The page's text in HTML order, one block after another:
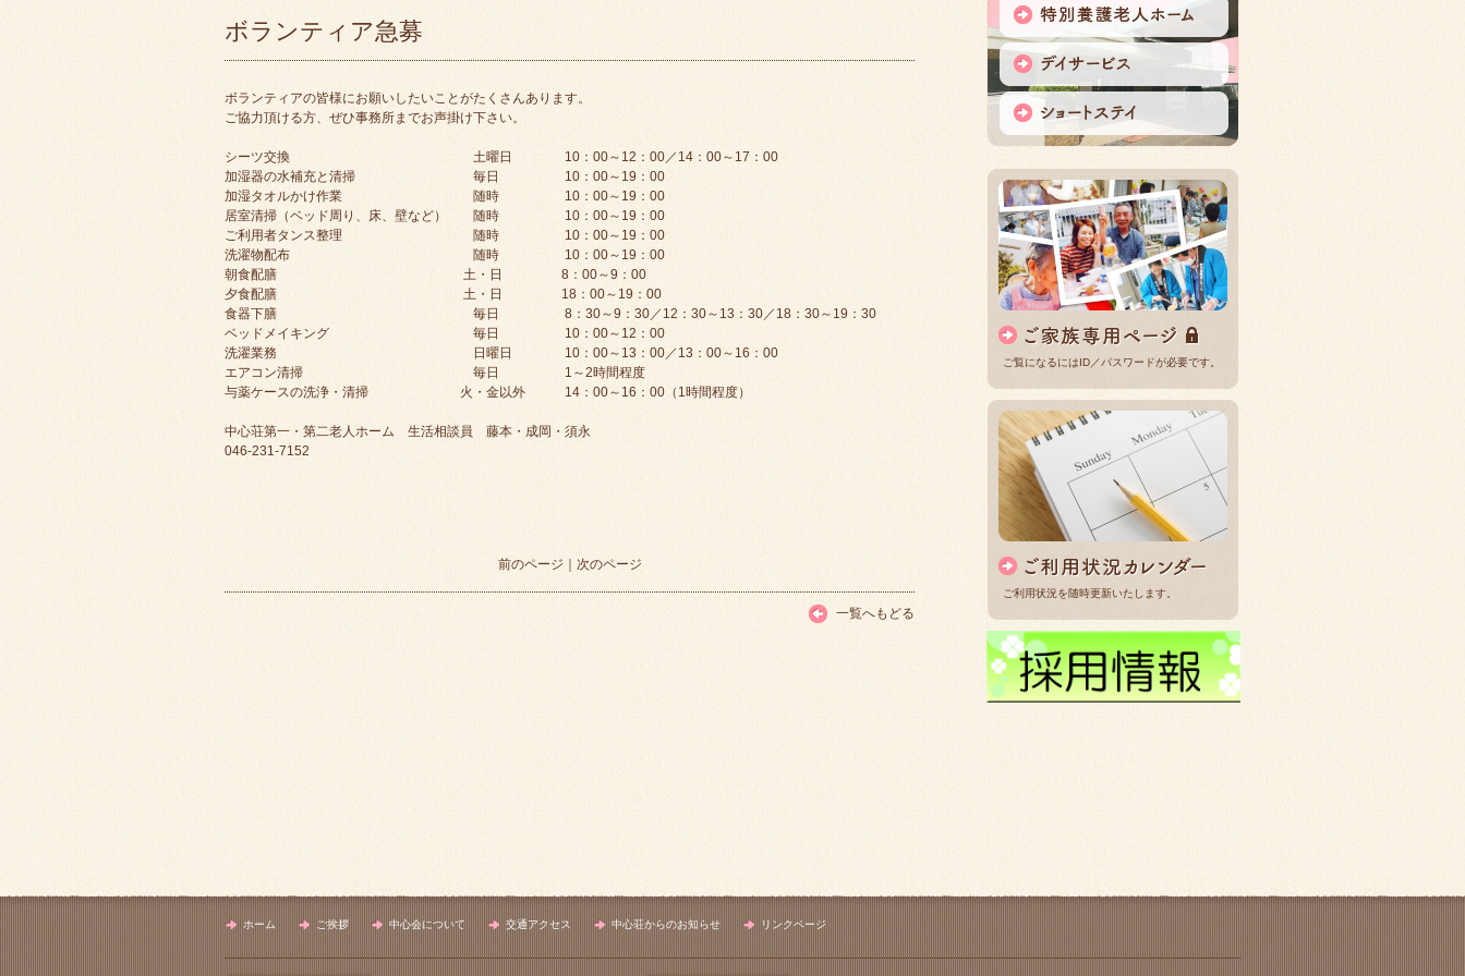
ボランティア急募
ボランティアの皆様にお願いしたいことがたくさんあります。
ご協力頂ける方、ぜひ事務所までお声掛け下さい。
シーツ交換 土曜日 10：00～12：00／14：00～17：00
加湿器の水補充と清掃 毎日 10：00～19：00
加湿タオルかけ作業 随時 10：00～19：00
居室清掃（ベッド周り、床、壁など） 随時 10：00～19：00
ご利用者タンス整理 随時 10：00～19：00
洗濯物配布 随時 10：00～19：00
朝食配膳 土・日 8：00～9：00
夕食配膳 土・日 18：00～19：00
食器下膳 毎日 8：30～9：30／12：30～13：30／18：30～19：30
ベッドメイキング 毎日 10：00～12：00
洗濯業務 日曜日 10：00～13：00／13：00～16：00
エアコン清掃 毎日 1～2時間程度
与薬ケースの洗浄・清掃 火・金以外 14：00～16：00（1時間程度）
中心荘第一・第二老人ホーム 生活相談員 藤本・成岡・須永
046-231-7152
前のページ 次のページ
一覧へもどる
ご覧になるにはID／パスワードが必要です。
ご利用状況を随時更新いたします。
ホーム ご挨拶 中心会について 交通アクセス 中心荘からのお知らせ リンクページ